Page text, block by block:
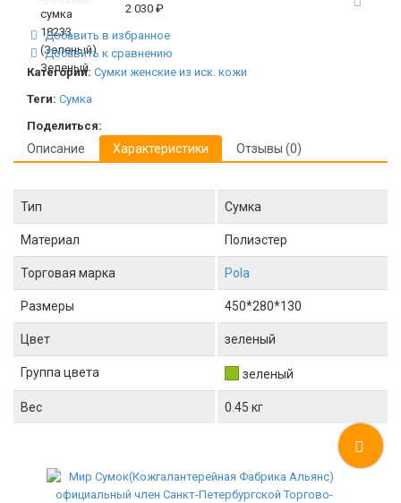
2 030 ₽
Добавить в избранное
Добавить к сравнению
Категории: Сумки женские из иск. кожи
Теги: Сумка
Поделиться:
Описание Характеристики Отзывы (0)
Тип Сумка
Материал Полиэстер
Торговая марка Pola
Размеры 450*280*130
Цвет зеленый
Группа цвета зеленый
Вес 0.45 кг